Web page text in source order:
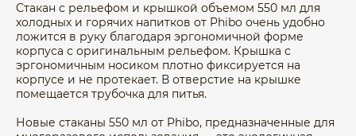
Стакан с рельефом и крышкой объемом 550 мл для
холодных и горячих напитков от Phibo очень удобно
ложится в руку благодаря эргономичной форме
корпуса с оригинальным рельефом. Крышка с
эргономичным носиком плотно фиксируется на
корпусе и не протекает. В отверстие на крышке
помещается трубочка для питья.
Новые стаканы 550 мл от Phibo, предназначенные для